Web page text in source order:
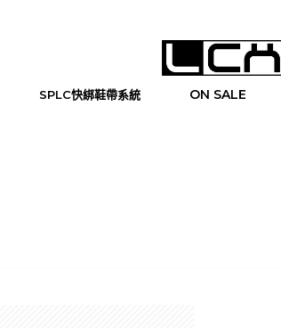
SPLC快綁鞋帶系統 ON SALE